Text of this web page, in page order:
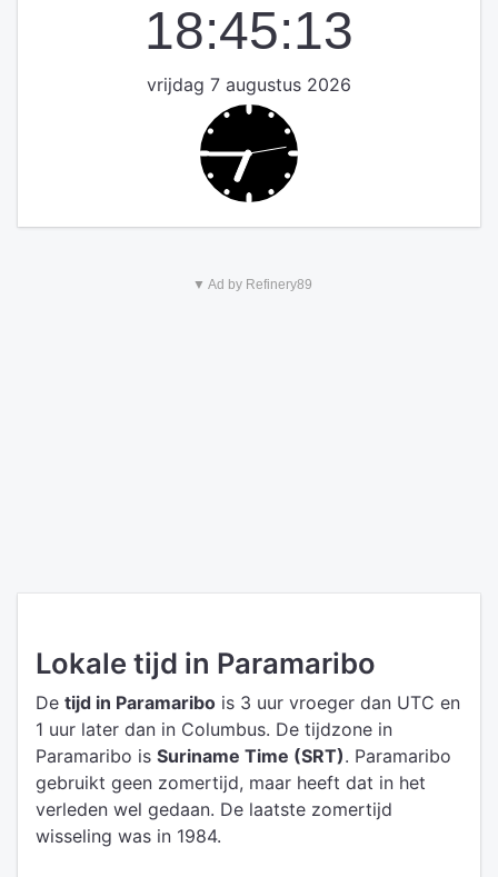
18:45:13
vrijdag 7 augustus 2026
▼ Ad by Refinery89
Lokale tijd in Paramaribo
De tijd in Paramaribo is 3 uur vroeger dan UTC en
1 uur later dan in Columbus. De tijdzone in
Paramaribo is Suriname Time (SRT). Paramaribo
gebruikt geen zomertijd, maar heeft dat in het
verleden wel gedaan. De laatste zomertijd
wisseling was in 1984.